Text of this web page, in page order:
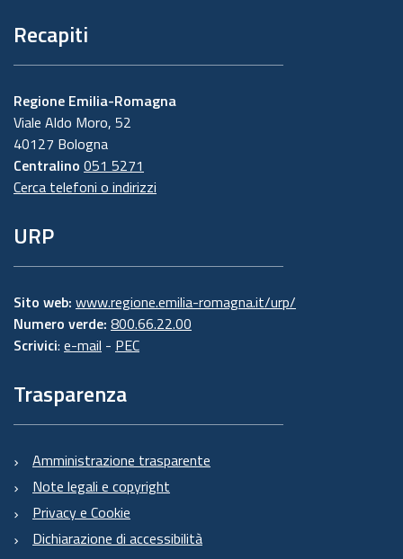
Recapiti
Regione Emilia-Romagna
Viale Aldo Moro, 52
40127 Bologna
Centralino 051 5271
Cerca telefoni o indirizzi
URP
Sito web: www.regione.emilia-romagna.it/urp/
Numero verde: 800.66.22.00
Scrivici: e-mail - PEC
Trasparenza
Amministrazione trasparente
Note legali e copyright
Privacy e Cookie
Dichiarazione di accessibilità